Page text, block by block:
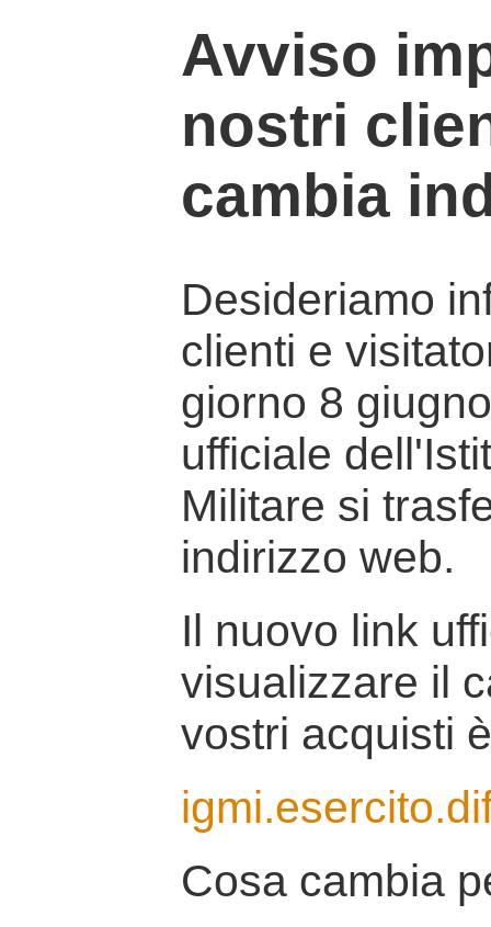
Avviso
nostri
cambia
Desideriamo
clienti e
giorno 8
ufficiale
Militare si
indirizzo web.
Il nuovo link
visualizzare il
vostri acquisti
Cosa cambia